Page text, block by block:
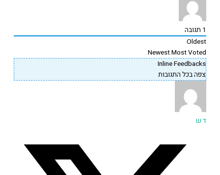
תגובה
Newest Most
Inline
בכל התגובות